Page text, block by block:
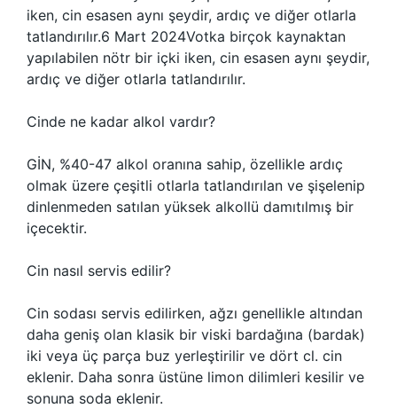
iken, cin esasen aynı şeydir, ardıç ve diğer otlarla
tatlandırılır.6 Mart 2024Votka birçok kaynaktan
yapılabilen nötr bir içki iken, cin esasen aynı şeydir,
ardıç ve diğer otlarla tatlandırılır.
Cinde ne kadar alkol vardır?
GİN, %40-47 alkol oranına sahip, özellikle ardıç
olmak üzere çeşitli otlarla tatlandırılan ve şişelenip
dinlenmeden satılan yüksek alkollü damıtılmış bir
içecektir.
Cin nasıl servis edilir?
Cin sodası servis edilirken, ağzı genellikle altından
daha geniş olan klasik bir viski bardağına (bardak)
iki veya üç parça buz yerleştirilir ve dört cl. cin
eklenir. Daha sonra üstüne limon dilimleri kesilir ve
sonuna soda eklenir.